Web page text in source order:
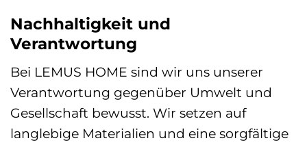
Nachhaltigkeit und
Verantwortung
Bei LEMUS HOME sind wir uns unserer
Verantwortung gegenüber Umwelt und
Gesellschaft bewusst. Wir setzen auf
langlebige Materialien und eine sorgfältige